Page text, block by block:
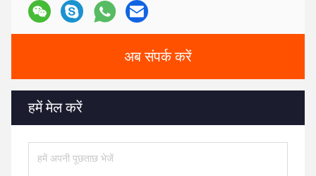
अब संपर्क करें
हमें मेल करें